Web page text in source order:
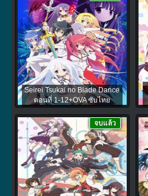
Seirei Tsukai no Blade Dance
ตอนที่ 1-12+OVA ซับไทย
จบแล้ว